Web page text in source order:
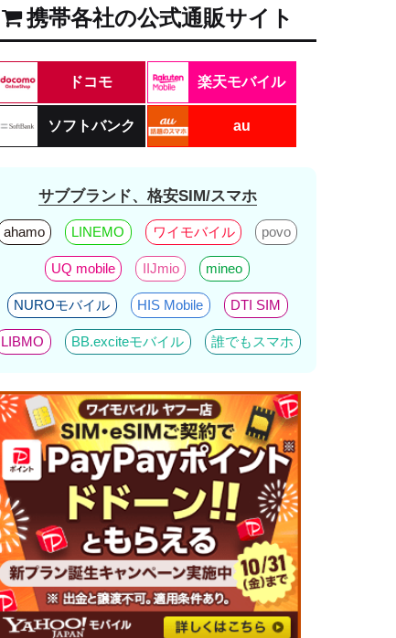
携帯各社の公式通販サイト
ドコモ 楽天モバイル
ソフトバンク au
サブブランド、格安SIM/スマホ
ahamo LINEMO ワイモバイル povo
UQ mobile IIJmio mineo
NUROモバイル HIS Mobile DTI SIM
LIBMO BB.exciteモバイル 誰でもスマホ